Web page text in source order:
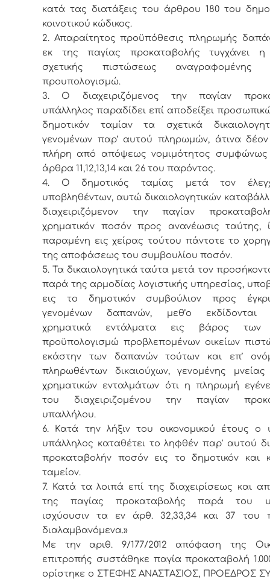
κατά τας διατάξεις του άρθρου 180 του
κοινοτικού κώδικος.
2. Απαραίτητος προϋπόθεσις πληρωμής
εκ της παγίας προκαταβολής τυγχάνει η
σχετικής πιστώσεως
προυπολογισμώ.
3. Ο διαχειριζόμενος την παγίαν
υπάλληλος παραδίδει επί αποδείξει
δημοτικόν ταμίαν τα σχετικά
γενομένων παρ’ αυτού πληρωμών, άτινα δέον
πλήρη από απόψεως νομιμότητος
άρθρα 11,12,13,14 και 26 του παρόντος.
4. Ο δημοτικός ταμίας μετά τον
υποβληθέντων, αυτώ δικαιολογητικών
διαχειριζόμενον την παγίαν
χρηματικόν ποσόν προς ανανέωσις ταύτης,
παραμένη εις χείρας τούτου πάντοτε το
της αποφάσεως του συμβουλίου ποσόν.
5. Τα δικαιολογητικά ταύτα μετά τον
παρά της αρμοδίας λογιστικής υπηρεσίας,
εις το δημοτικόν συμβούλιον προς
γενομένων δαπανών, μεθ’ο εκδίδονται
χρηματικά εντάλματα εις βάρος
προϋπολογισμώ προβλεπομένων οικείων
εκάστην των δαπανών τούτων και επ’
πληρωθέντων δικαιούχων, γενομένης
χρηματικών ενταλμάτων ότι η πληρωμή
του διαχειριζομένου την παγίαν
υπαλλήλου.
6. Κατά την λήξιν του οικονομικού έτους ο
υπάλληλος καταθέτει το ληφθέν παρ’ αυτού
προκαταβολήν ποσόν εις το δημοτικόν και
ταμείον.
7. Κατά τα λοιπά επί της διαχειρίσεως και
της παγίας προκαταβολής παρά του
ισχύουσιν τα εν άρθ. 32,33,34 και 37 του
διαλαμβανόμενα.»
Με την αριθ. 9/177/2012 απόφαση της
επιτροπής συστάθηκε παγία προκαταβολή
ορίστηκε ο ΣΤΕΦΗΣ ΑΝΑΣΤΑΣΙΟΣ, ΠΡΟΕΔΡΟΣ